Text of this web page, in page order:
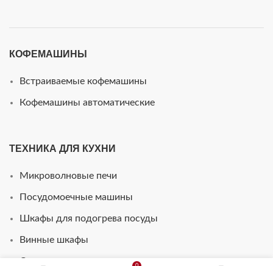
КОФЕМАШИНЫ
Встраиваемые кофемашины
Кофемашины автоматические
ТЕХНИКА ДЛЯ КУХНИ
Микроволновые печи
Посудомоечные машины
Шкафы для подогрева посуды
Винные шкафы
Стиральные машины